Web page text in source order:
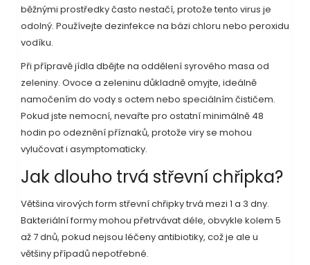
běžnými prostředky často nestačí, protože tento virus je
odolný. Používejte dezinfekce na bázi chloru nebo peroxidu
vodíku.
Při přípravě jídla dbějte na oddělení syrového masa od
zeleniny. Ovoce a zeleninu důkladně omyjte, ideálně
namočením do vody s octem nebo speciálním čističem.
Pokud jste nemocní, nevařte pro ostatní minimálně 48
hodin po odeznění příznaků, protože viry se mohou
vylučovat i asymptomaticky.
Jak dlouho trvá střevní chřipka?
Většina virových form střevní chřipky trvá mezi 1 a 3 dny.
Bakteriální formy mohou přetrvávat déle, obvykle kolem 5
až 7 dnů, pokud nejsou léčeny antibiotiky, což je ale u
většiny případů nepotřebné.